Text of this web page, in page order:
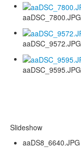
aaDSC_7800.JPG
aaDSC_9572.JPG
aaDSC_9595.JPG
Slideshow
aaDS8_6640.JPG